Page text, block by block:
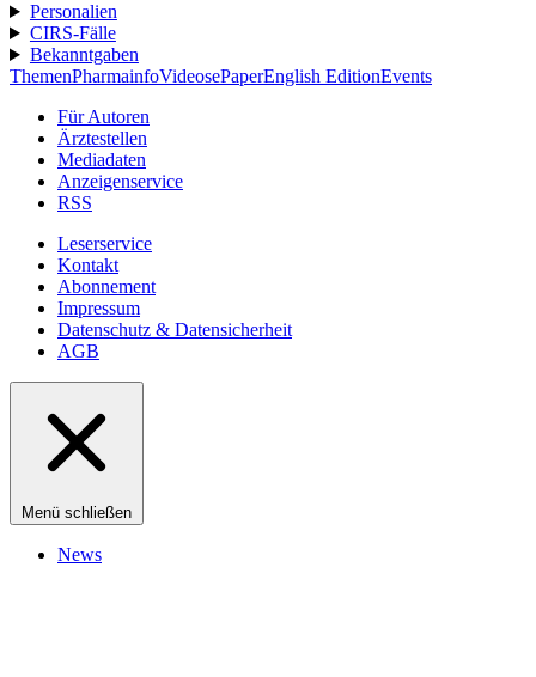
Personalien
CIRS-Fälle
Bekanntgaben
ThemenPharmainfoVideosePaperEnglish EditionEvents
Für Autoren
Ärztestellen
Mediadaten
Anzeigenservice
RSS
Leserservice
Kontakt
Abonnement
Impressum
Datenschutz & Datensicherheit
AGB
Menü schließen
News